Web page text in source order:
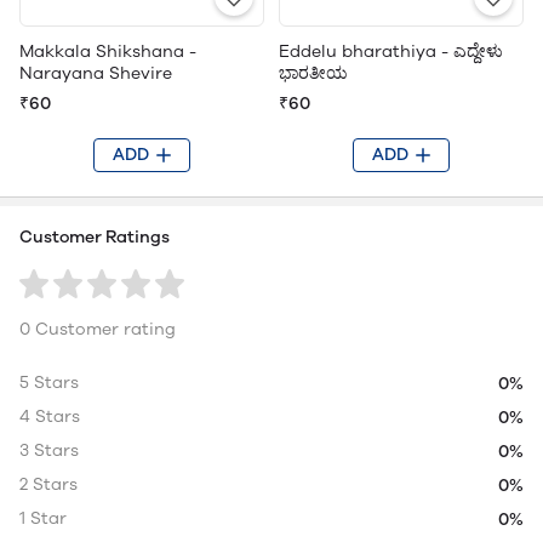
Makkala Shikshana -
Narayana Shevire
₹60
ADD
Eddelu bharathiya - ಎದ್ದೇಳು
ಭಾರತೀಯ
₹60
ADD
Customer Ratings
0 Customer rating
5 Stars
0%
4 Stars
0%
3 Stars
0%
2 Stars
0%
1 Star
0%